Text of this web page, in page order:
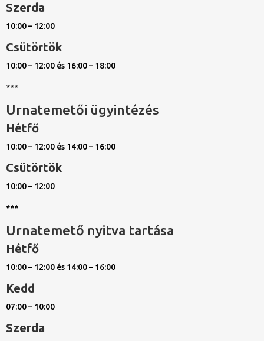
Szerda
10:00 – 12:00
Csütörtök
10:00 – 12:00 és 16:00 – 18:00
***
Urnatemetői ügyintézés
Hétfő
10:00 – 12:00 és 14:00 – 16:00
Csütörtök
10:00 – 12:00
***
Urnatemető nyitva tartása
Hétfő
10:00 – 12:00 és 14:00 – 16:00
Kedd
07:00 – 10:00
Szerda